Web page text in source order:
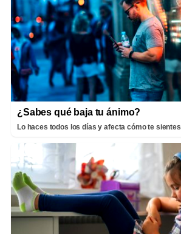
¿Sabes qué baja tu ánimo?
Lo haces todos los días y afecta cómo te sientes